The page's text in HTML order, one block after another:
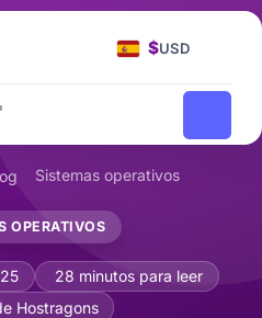
$USD
Sistemas operativos
OPERATIVOS
operativos de
28 minutos para leer
Hostragons